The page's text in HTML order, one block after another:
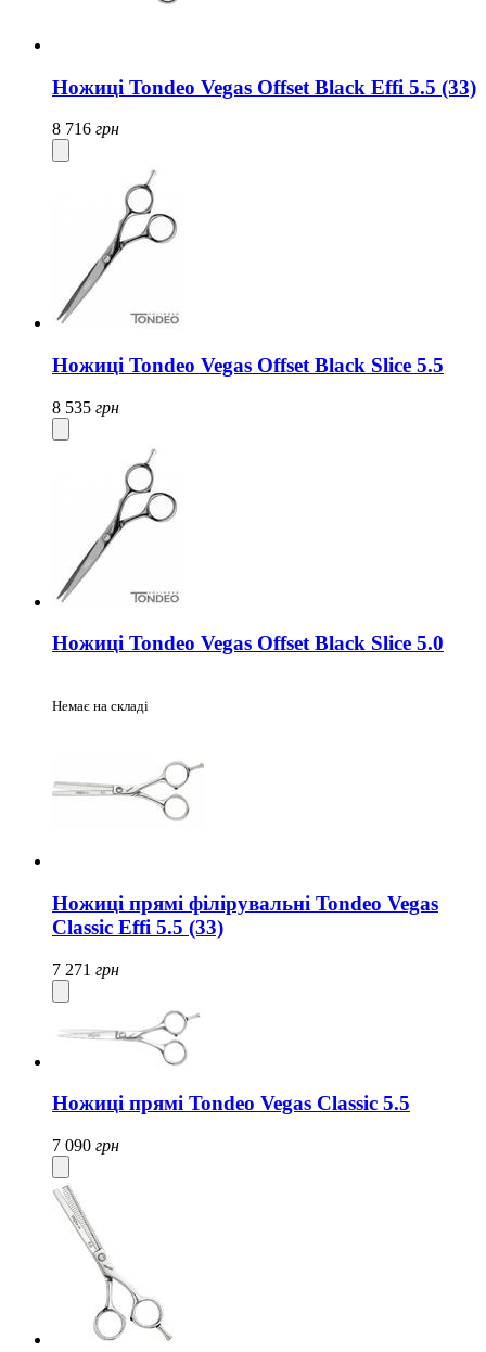
Ножиці Tondeo Vegas Offset Black Effi 5.5 (33)
8 716 грн
Ножиці Tondeo Vegas Offset Black Slice 5.5
8 535 грн
Ножиці Tondeo Vegas Offset Black Slice 5.0
Немає на складі
Ножиці прямі філірувальні Tondeo Vegas
Classic Effi 5.5 (33)
7 271 грн
Ножиці прямі Tondeo Vegas Classic 5.5
7 090 грн